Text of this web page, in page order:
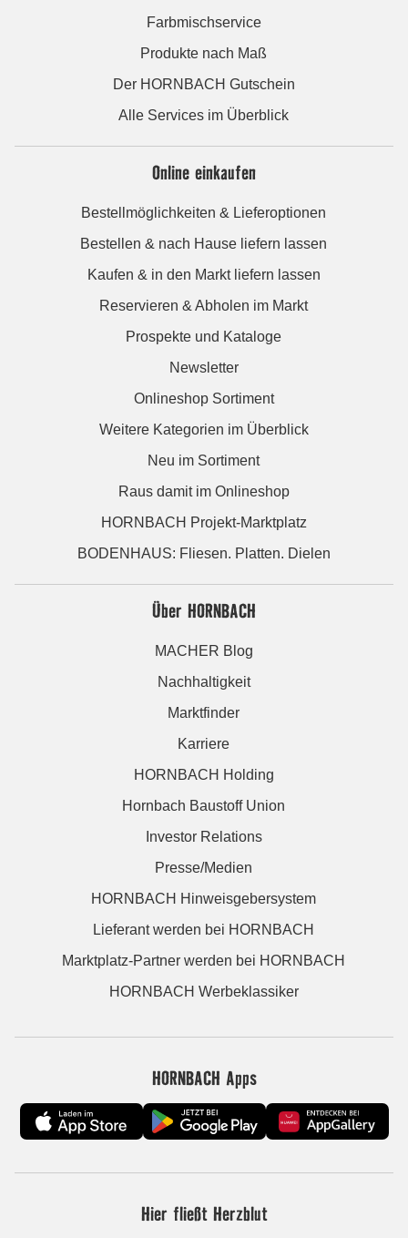
Farbmischservice
Produkte nach Maß
Der HORNBACH Gutschein
Alle Services im Überblick
Online einkaufen
Bestellmöglichkeiten & Lieferoptionen
Bestellen & nach Hause liefern lassen
Kaufen & in den Markt liefern lassen
Reservieren & Abholen im Markt
Prospekte und Kataloge
Newsletter
Onlineshop Sortiment
Weitere Kategorien im Überblick
Neu im Sortiment
Raus damit im Onlineshop
HORNBACH Projekt-Marktplatz
BODENHAUS: Fliesen. Platten. Dielen
Über HORNBACH
MACHER Blog
Nachhaltigkeit
Marktfinder
Karriere
HORNBACH Holding
Hornbach Baustoff Union
Investor Relations
Presse/Medien
HORNBACH Hinweisgebersystem
Lieferant werden bei HORNBACH
Marktplatz-Partner werden bei HORNBACH
HORNBACH Werbeklassiker
HORNBACH Apps
Hier fließt Herzblut